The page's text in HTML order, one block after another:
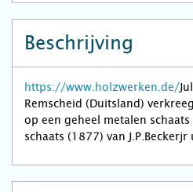
Beschrijving
https://www.holzwerken.de/
Remscheid (Duitsland)
op een geheel metalen
schaats (1877) van J.P.Beckerjr